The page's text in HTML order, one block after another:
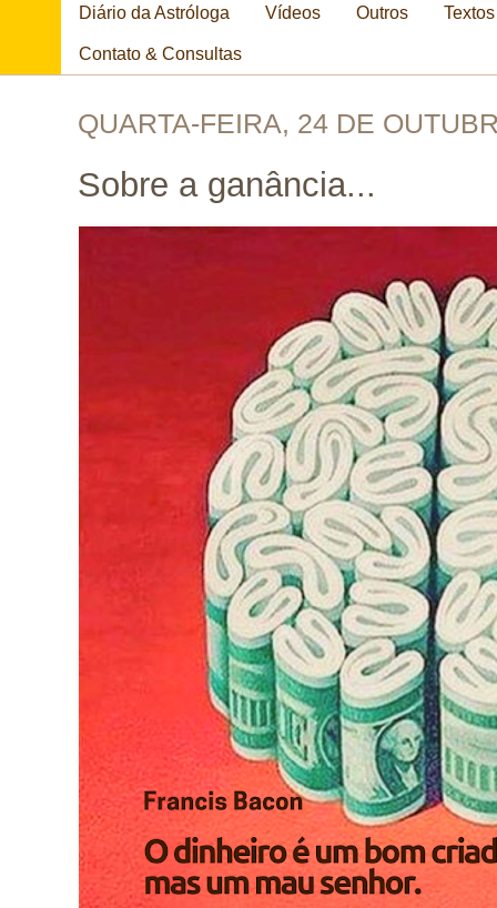
Diário da Astróloga Vídeos Outros
Contato & Consultas
QUARTA-FEIRA, 24 DE
Sobre a ganância...